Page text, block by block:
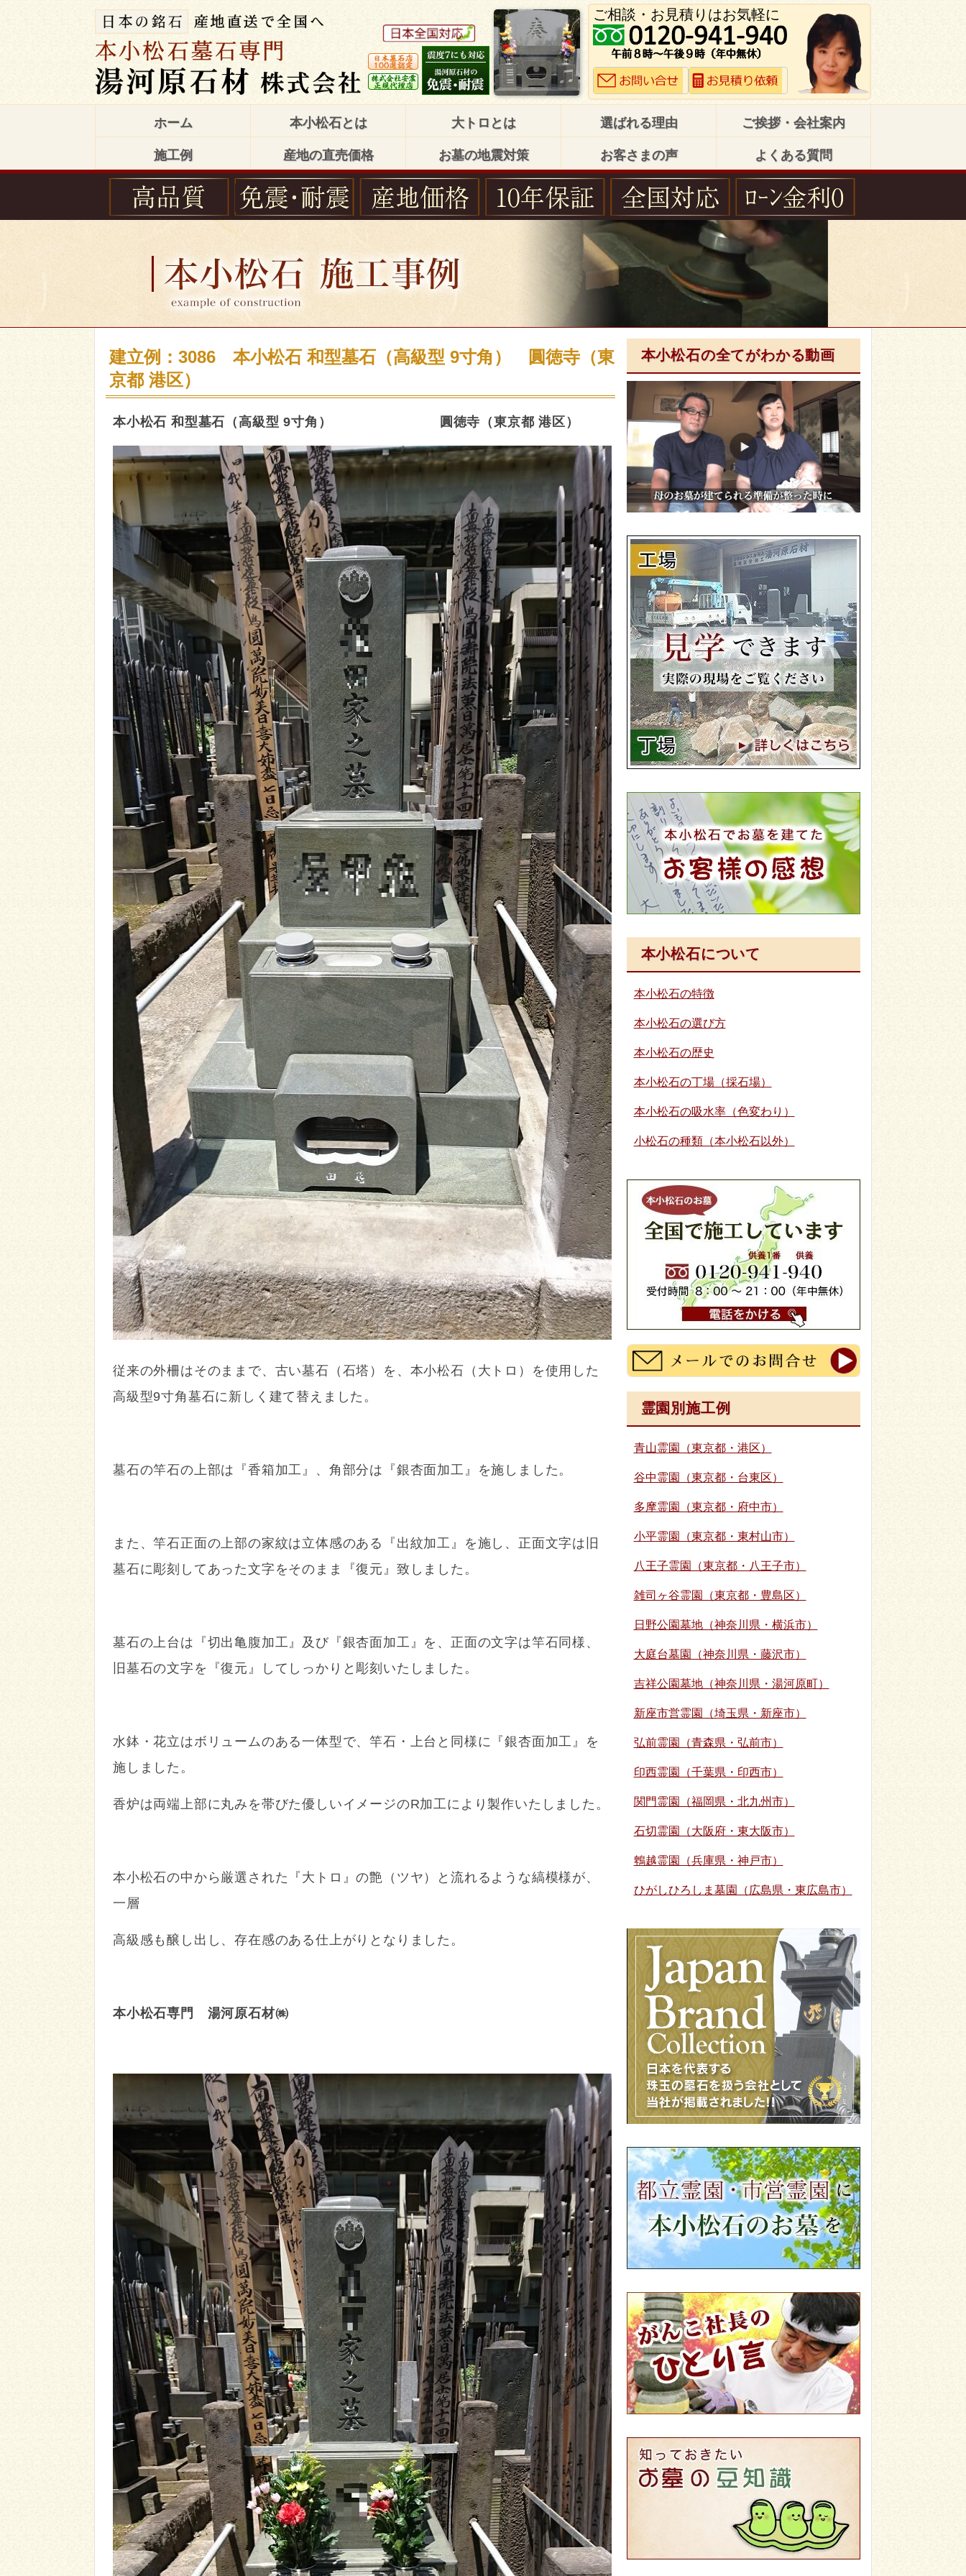
ご相談・お見積りはお気軽に
ホーム 本小松石とは 大トロとは 選ばれる理由 ご挨拶・会社案内
施工例 産地の直売価格 お墓の地震対策 お客さまの声 よくある質問
建立例：3086 本小松石 和型墓石（高級型 9寸角） 圓徳寺（東
京都 港区）
本小松石 和型墓石（高級型 9寸角） 圓徳寺（東京都 港区）
従来の外柵はそのままで、古い墓石（石塔）を、本小松石（大トロ）を使用した
高級型9寸角墓石に新しく建て替えました。
墓石の竿石の上部は『香箱加工』、角部分は『銀杏面加工』を施しました。
また、竿石正面の上部の家紋は立体感のある『出紋加工』を施し、正面文字は旧
墓石に彫刻してあった文字をそのまま『復元』致しました。
墓石の上台は『切出亀腹加工』及び『銀杏面加工』を、正面の文字は竿石同様、
旧墓石の文字を『復元』してしっかりと彫刻いたしました。
水鉢・花立はボリュームのある一体型で、竿石・上台と同様に『銀杏面加工』を
施しました。
香炉は両端上部に丸みを帯びた優しいイメージのR加工により製作いたしました。
本小松石の中から厳選された『大トロ』の艶（ツヤ）と流れるような縞模様が、
一層
高級感も醸し出し、存在感のある仕上がりとなりました。
本小松石専門 湯河原石材㈱
本小松石の全てがわかる動画
本小松石について
本小松石の特徴
本小松石の選び方
本小松石の歴史
本小松石の丁場（採石場）
本小松石の吸水率（色変わり）
小松石の種類（本小松石以外）
霊園別施工例
青山霊園（東京都・港区）
谷中霊園（東京都・台東区）
多摩霊園（東京都・府中市）
小平霊園（東京都・東村山市）
八王子霊園（東京都・八王子市）
雑司ヶ谷霊園（東京都・豊島区）
日野公園墓地（神奈川県・横浜市）
大庭台墓園（神奈川県・藤沢市）
吉祥公園墓地（神奈川県・湯河原町）
新座市営霊園（埼玉県・新座市）
弘前霊園（青森県・弘前市）
印西霊園（千葉県・印西市）
関門霊園（福岡県・北九州市）
石切霊園（大阪府・東大阪市）
鵯越霊園（兵庫県・神戸市）
ひがしひろしま墓園（広島県・東広島市）